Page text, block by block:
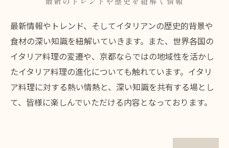
最新情報やトレンド、そしてイタリアンの歴史的背景や
食材の深い知識を紐解いていきます。また、世界各国の
イタリア料理の変遷や、京都ならではの地域性を活かし
たイタリア料理の進化についても触れています。イタリ
ア料理に対する熱い情熱と、深い知識を共有する場とし
て、皆様に楽しんでいただける内容となっております。